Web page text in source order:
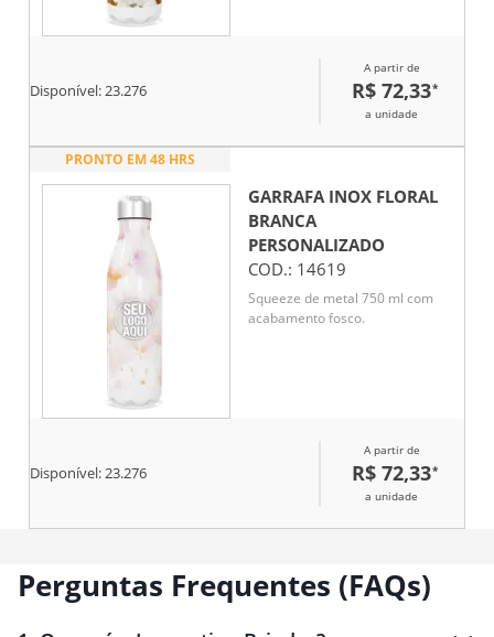
Disponível:23.276
A partir de
R$ 72,33*
a unidade
PRONTO EM 48 HRS
GARRAFA INOX FLORAL
BRANCA
PERSONALIZADO
COD.: 14619
Squeeze de metal 750 ml com
acabamento fosco.
Disponível:23.276
A partir de
R$ 72,33*
a unidade
Perguntas Frequentes (FAQs)